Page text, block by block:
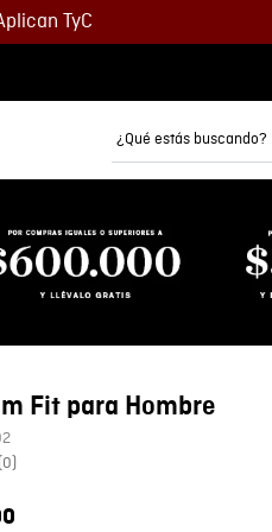
TyC
¿Qué estás buscando?
Fit para Hombre
(0)